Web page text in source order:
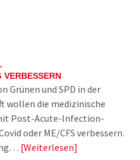
VERBESSERN
Grünen und SPD in der
wollen die medizinische
Post-Acute-Infection-
oder ME/CFS verbessern.
Weiterlesen